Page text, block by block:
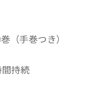
手巻つき）
持続